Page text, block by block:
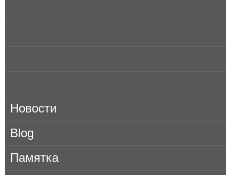
Новости
Blog
Памятка